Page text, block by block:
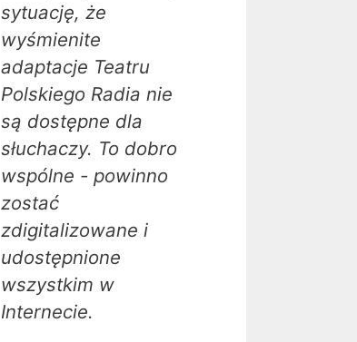
sytuację, że
wyśmienite
adaptacje Teatru
Polskiego Radia nie
są dostępne dla
słuchaczy. To dobro
wspólne - powinno
zostać
zdigitalizowane i
udostępnione
wszystkim w
Internecie.